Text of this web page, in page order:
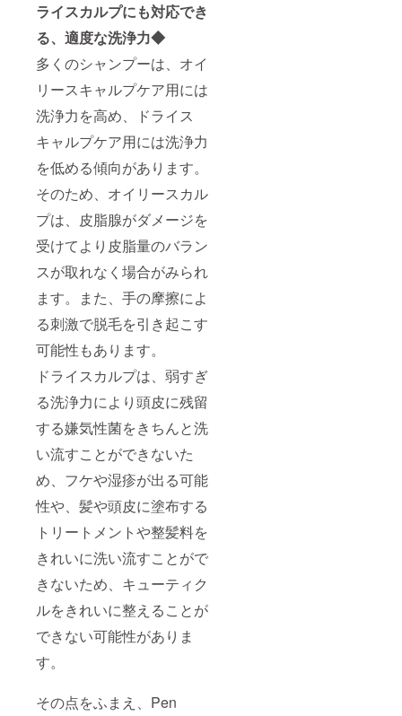
ライスカルプにも対応でき
る、適度な洗浄力◆
多くのシャンプーは、オイ
リースキャルプケア用には
洗浄⼒を⾼め、ドライス
キャルプケア用には洗浄⼒
を低める傾向があります。
そのため、オイリースカル
プは、皮脂腺がダメージを
受けてより皮脂量のバラン
スが取れなく場合がみられ
ます。また、⼿の摩擦によ
る刺激で脱⽑を引き起こす
可能性もあります。
ドライスカルプは、弱すぎ
る洗浄⼒により頭⽪に残留
する嫌気性菌をきちんと洗
い流すことができないた
め、フケや湿疹が出る可能
性や、髪や頭皮に塗布する
トリートメントや整髪料を
きれいに洗い流すことがで
きないため、キューティク
ルをきれいに整えることが
できない可能性がありま
す。
その点をふまえ、Pen